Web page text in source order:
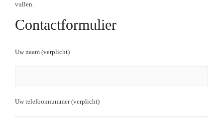
vullen.
Contactformulier
Uw naam (verplicht)
Uw telefoonnummer (verplicht)